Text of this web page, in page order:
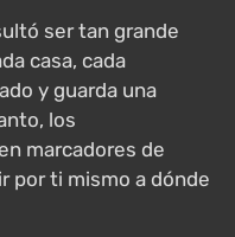
ser tan grande
casa, cada
y guarda una
los
marcadores de
por ti mismo a dónde